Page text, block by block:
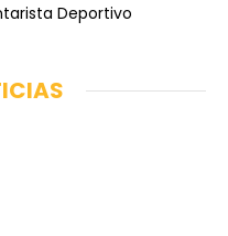
Deportivo